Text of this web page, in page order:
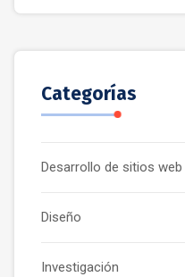
Categorías
Desarrollo de sitios web
Diseño
Investigación